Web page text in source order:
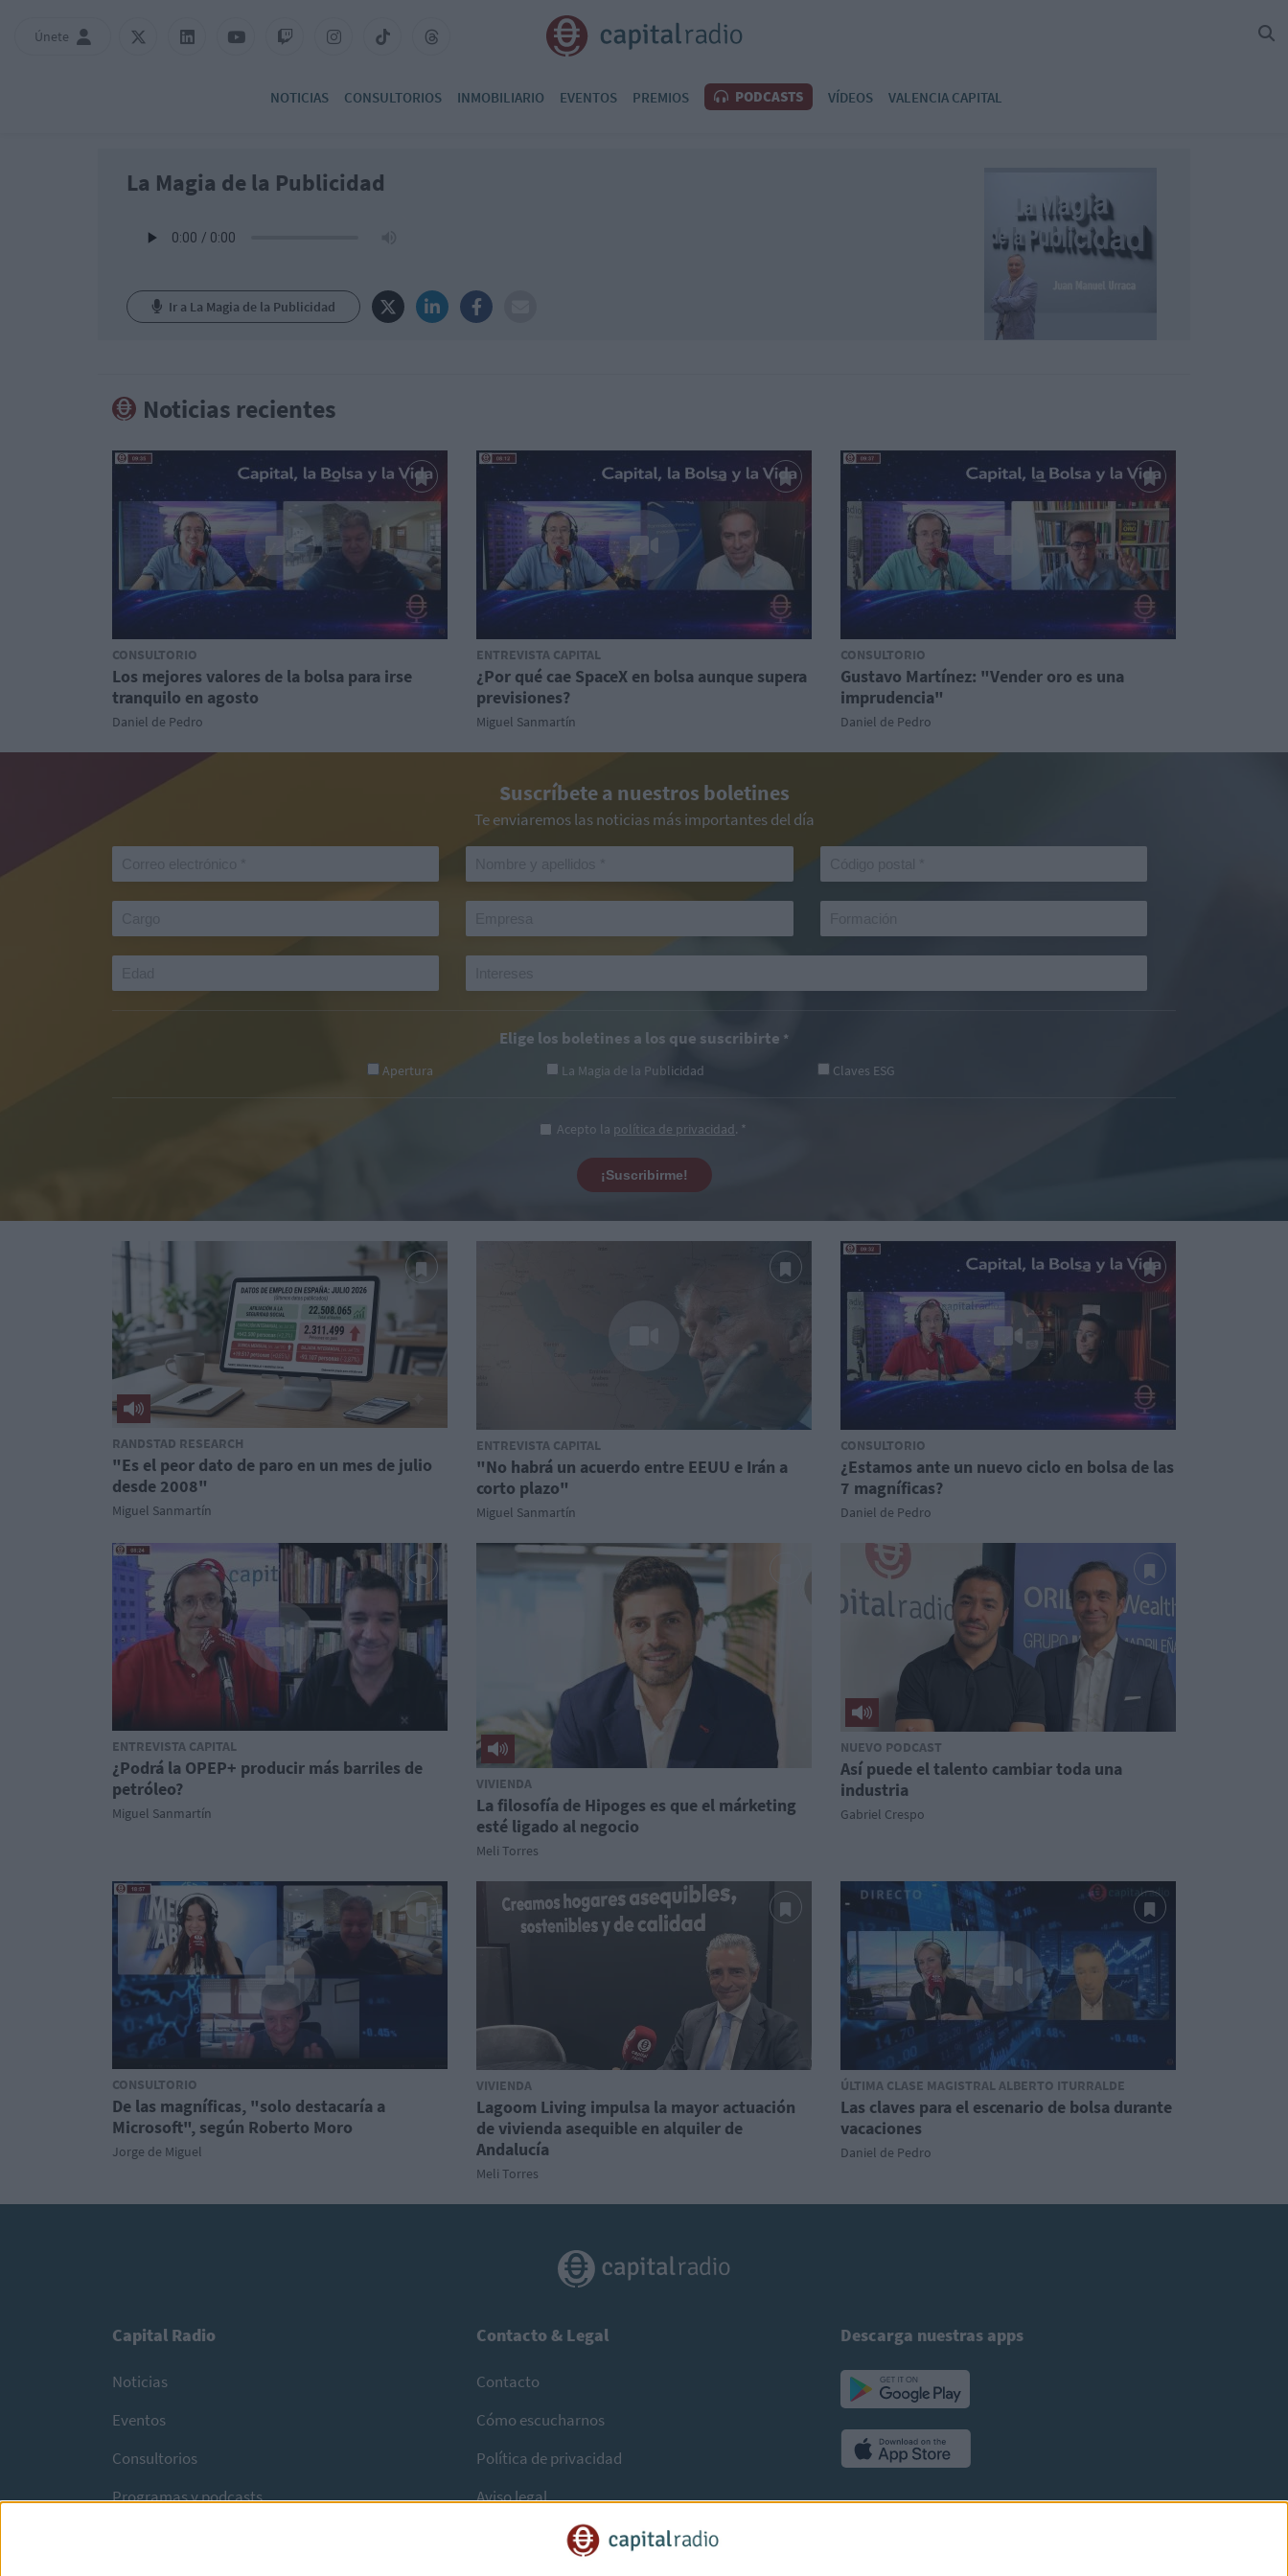
Únete
NOTICIAS CONSULTORIOS INMOBILIARIO EVENTOS PREMIOS PODCASTS VÍDEOS VALENCIA CAPITAL
La Magia de la Publicidad
Ir a La Magia de la Publicidad
Noticias recientes
CONSULTORIO
Los mejores valores de la bolsa para irse
tranquilo en agosto
Daniel de Pedro
ENTREVISTA CAPITAL
¿Por qué cae SpaceX en bolsa aunque supera
previsiones?
Miguel Sanmartín
CONSULTORIO
Gustavo Martínez: "Vender oro es una
imprudencia"
Daniel de Pedro
Suscríbete a nuestros boletines
Te enviaremos las noticias más importantes del día
Elige los boletines a los que suscribirte *
Apertura
La Magia de la Publicidad Claves ESG
Acepto la política de privacidad. *
¡Suscribirme!
RANDSTAD RESEARCH
"Es el peor dato de paro en un mes de julio
desde 2008"
Miguel Sanmartín
ENTREVISTA CAPITAL
"No habrá un acuerdo entre EEUU e Irán a
corto plazo"
Miguel Sanmartín
CONSULTORIO
¿Estamos ante un nuevo ciclo en bolsa de las
7 magníficas?
Daniel de Pedro
ENTREVISTA CAPITAL
¿Podrá la OPEP+ producir más barriles de
petróleo?
Miguel Sanmartín
VIVIENDA
La filosofía de Hipoges es que el márketing
esté ligado al negocio
Meli Torres
NUEVO PODCAST
Así puede el talento cambiar toda una
industria
Gabriel Crespo
CONSULTORIO
De las magníficas, "solo destacaría a
Microsoft", según Roberto Moro
Jorge de Miguel
VIVIENDA
Lagoom Living impulsa la mayor actuación
de vivienda asequible en alquiler de
Andalucía
Meli Torres
ÚLTIMA CLASE MAGISTRAL ALBERTO ITURRALDE
Las claves para el escenario de bolsa durante
vacaciones
Daniel de Pedro
Capital Radio
Noticias
Eventos
Consultorios
Programas y podcasts
Contacto & Legal
Contacto
Cómo escucharnos
Política de privacidad
Aviso legal
Descarga nuestras apps